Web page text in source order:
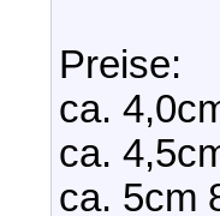
Preise:
ca.
ca.
ca. 5cm